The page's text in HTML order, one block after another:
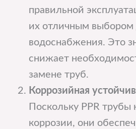
правильной
их отличным выбором
водоснабжения. Это
снижает
замене труб.
Коррозийная
Поскольку PPR трубы
коррозии, они